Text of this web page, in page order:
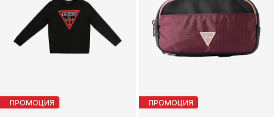
ПРОМОЦИЯ ПРОМОЦИЯ